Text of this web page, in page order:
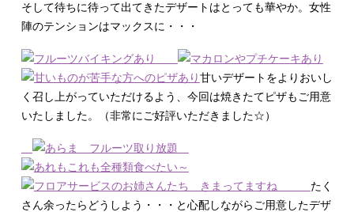
そして待ちに待って出てきたデザートはとっても華やか。女性
陣のテンションはマックスに・・・
甘いデザートをよりおいし
く召し上がっていただけるよう、今回は焼きたてピザもご用意
いたしました。（非常にご好評いただきました☆）
たく
さん余ったらどうしよう・・・と心配しながらご用意したデザ